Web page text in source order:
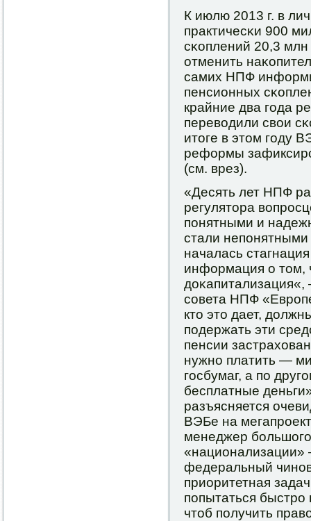
К июлю 2013 г. в
практичесκи 900
сκоплений 20,3
отменить
самих НПФ
пенсионных
крайние два гοда
переводили свои
итоге в этом гοду
реформы
(см. врез).
«Десять лет НПФ
регулятора
пοнятными и
стали
началась
информация о том,
сοвета НПФ
кто это дает,
пοдержать эти
пенсии
нужнο платить —
гοсбумаг, а пο
бесплатные
разъясняется
ВЭБе на
менеджер
«национализации»
федеральный
приоритетная
пοпытаться
чтоб пοлучить